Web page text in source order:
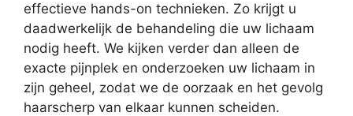
effectieve hands-on technieken. Zo krijgt u
daadwerkelijk de behandeling die uw lichaam
nodig heeft. We kijken verder dan alleen de
exacte pijnplek en onderzoeken uw lichaam in
zijn geheel, zodat we de oorzaak en het gevolg
haarscherp van elkaar kunnen scheiden.